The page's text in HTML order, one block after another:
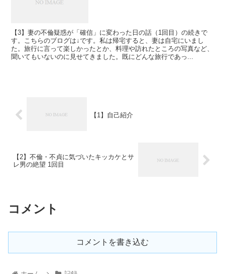
【3】妻の不倫疑惑が「確信」に変わった日の話（1回目）の続きで
す。こちらのブログは↓です。私は帰宅すると、妻は自宅にいまし
た。旅行に言って楽しかったとか、料理や訪れたところの写真など、
聞いてもいないのに見せてきました。既にどんな旅行であっ...
【1】自己紹介
【2】不倫・不貞に気づいたキッカケとサ
レ男の絶望 1回目
コメント
コメントを書き込む